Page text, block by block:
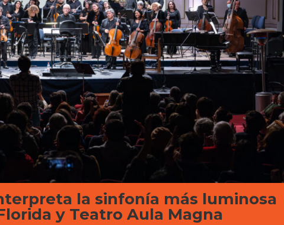
la sinfonía más luminosa
y Teatro Aula Magna